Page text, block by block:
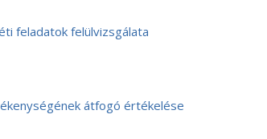
feladatok felülvizsgálata
átfogó értékelése